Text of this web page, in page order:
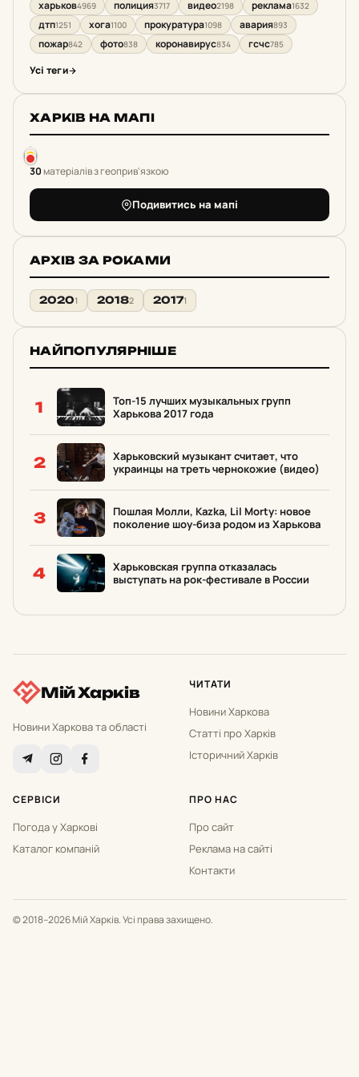
харьков4969 полиция3717 видео2198 реклама1632
дтп1251 хога1100 прокуратура1098 авария893
пожар842 фото838 коронавирус834 гсчс785
Усі теги
ХАРКІВ НА МАПІ
30матеріалів з геоприв'язкою
Подивитись на мапі
АРХІВ ЗА РОКАМИ
20201 20182 20171
НАЙПОПУЛЯРНІШЕ
1
Топ-15 лучших музыкальных групп
Харькова 2017 года
2
Харьковский музыкант считает, что
украинцы на треть чернокожие (видео)
3
Пошлая Молли, Каzka, Lil Morty: новое
поколение шоу-биза родом из Харькова
4
Харьковская группа отказалась
выступать на рок-фестивале в России
Мій Харків
Новини Харкова та області
ЧИТАТИ
Новини Харкова
Статті про Харків
Історичний Харків
СЕРВІСИ
Погода у Харкові
Каталог компаній
ПРО НАС
Про сайт
Реклама на сайті
Контакти
© 2018–2026 Мій Харків. Усі права захищено.